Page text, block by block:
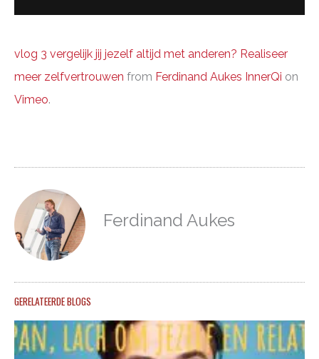
vlog 3 vergelijk jij jezelf altijd met anderen? Realiseer
meer zelfvertrouwen from Ferdinand Aukes InnerQi on
Vimeo.
Ferdinand Aukes
GERELATEERDE BLOGS